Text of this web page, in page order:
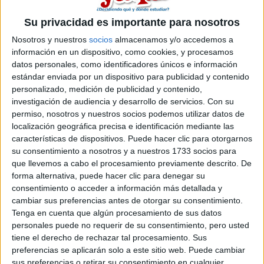
Su privacidad es importante para nosotros
Nosotros y nuestros socios almacenamos y/o accedemos a
información en un dispositivo, como cookies, y procesamos
datos personales, como identificadores únicos e información
estándar enviada por un dispositivo para publicidad y contenido
personalizado, medición de publicidad y contenido,
investigación de audiencia y desarrollo de servicios. Con su
permiso, nosotros y nuestros socios podemos utilizar datos de
localización geográfica precisa e identificación mediante las
características de dispositivos. Puede hacer clic para otorgarnos
su consentimiento a nosotros y a nuestros 1733 socios para
que llevemos a cabo el procesamiento previamente descrito. De
forma alternativa, puede hacer clic para denegar su
consentimiento o acceder a información más detallada y
cambiar sus preferencias antes de otorgar su consentimiento.
Tenga en cuenta que algún procesamiento de sus datos
personales puede no requerir de su consentimiento, pero usted
tiene el derecho de rechazar tal procesamiento. Sus
preferencias se aplicarán solo a este sitio web. Puede cambiar
sus preferencias o retirar su consentimiento en cualquier
1 comentario
Malta en septiembre, becas
mec
Marinagut 22/07/2010
Queria conocer a gente que vaya en septiembre a malta, yo voy
el dia 11 a Sliema, a la residencia st julians =)
1 comentario
CURSO DE INGLES EN
MALTA SEPTIEMBRE 2010
pasía87 16/07/2010
HAY ALGUIEN QUE VAYA EN SEPTIEMBRE A MALTA???YO VOY
A ST.JULIAN CON EF.
1 comentario